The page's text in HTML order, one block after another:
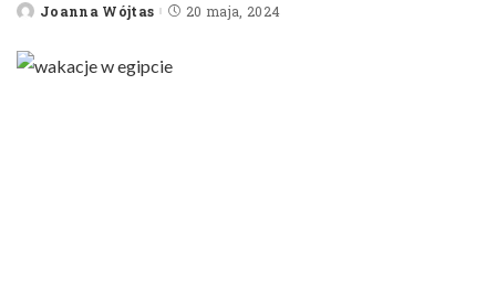
PostedJoanna Wójtas 20 maja, 2024